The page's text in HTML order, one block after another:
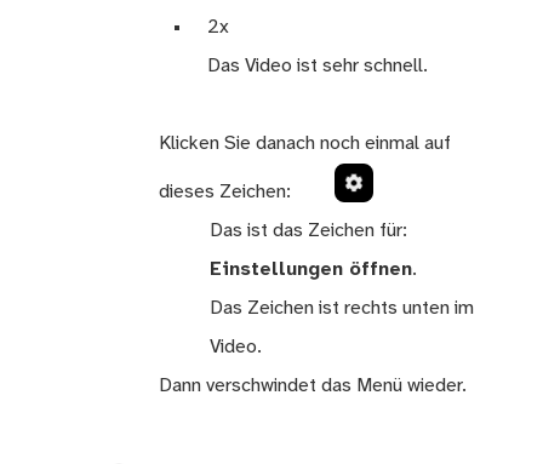
2x
Das Video ist sehr schnell.
Klicken Sie danach noch einmal auf
dieses Zeichen:
Das ist das Zeichen für:
Einstellungen öffnen.
Das Zeichen ist rechts unten im
Video.
Dann verschwindet das Menü wieder.